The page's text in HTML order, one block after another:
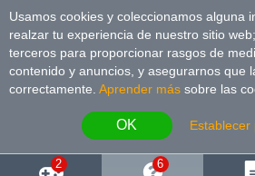
Usamos cookies y coleccionamos alguna
realzar tu experiencia de nuestro sitio
terceros para proporcionar rasgos de
contenido y anuncios, y asegurarnos que
correctamente. Aprender más sobre las
OK Establecer
2 6